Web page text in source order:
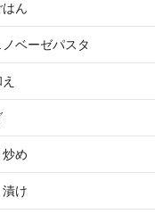
ん
ベーゼパスタ
め
け